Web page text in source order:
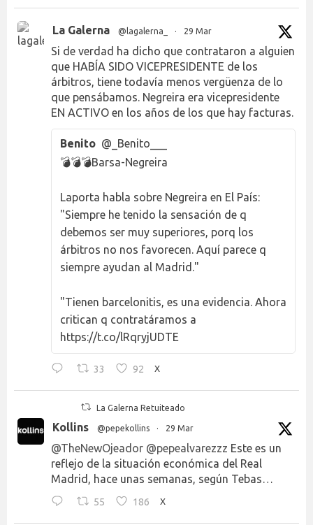
La Galerna @lagalerna_ · 29 Mar
Si de verdad ha dicho que contrataron a alguien
que HABÍA SIDO VICEPRESIDENTE de los
árbitros, tiene todavía menos vergüenza de lo
que pensábamos. Negreira era vicepresidente
EN ACTIVO en los años de los que hay facturas.
Benito @_Benito___
💣💣💣Barsa-Negreira
Laporta habla sobre Negreira en El País:
"Siempre he tenido la sensación de q
debemos ser muy superiores, porq los
árbitros no nos favorecen. Aquí parece q
siempre ayudan al Madrid."
"Tienen barcelonitis, es una evidencia. Ahora
critican q contratáramos a
https://t.co/lRqryjUDTE
33 92 X
La Galerna Retuiteado
Kollins @pepekollins · 29 Mar
@TheNewOjeador @pepealvarezzz Este es un
reflejo de la situación económica del Real
Madrid, hace unas semanas, según Tebas…
55 186 X